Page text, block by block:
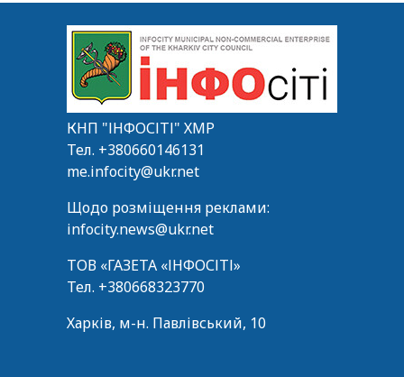
КНП "ІНФОСІТІ" ХМР
Тел. +380660146131
me.infocity@ukr.net
Щодо розміщення реклами:
infocity.news@ukr.net
ТОВ «ГАЗЕТА «ІНФОСІТІ»
Тел. +380668323770
Харків, м-н. Павлівський, 10